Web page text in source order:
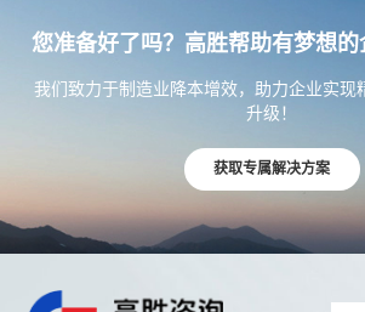
您准备好了吗？高胜帮助有梦想
我们致力于制造业降本增效，助力企业实现
升级！
获取专属解决方案